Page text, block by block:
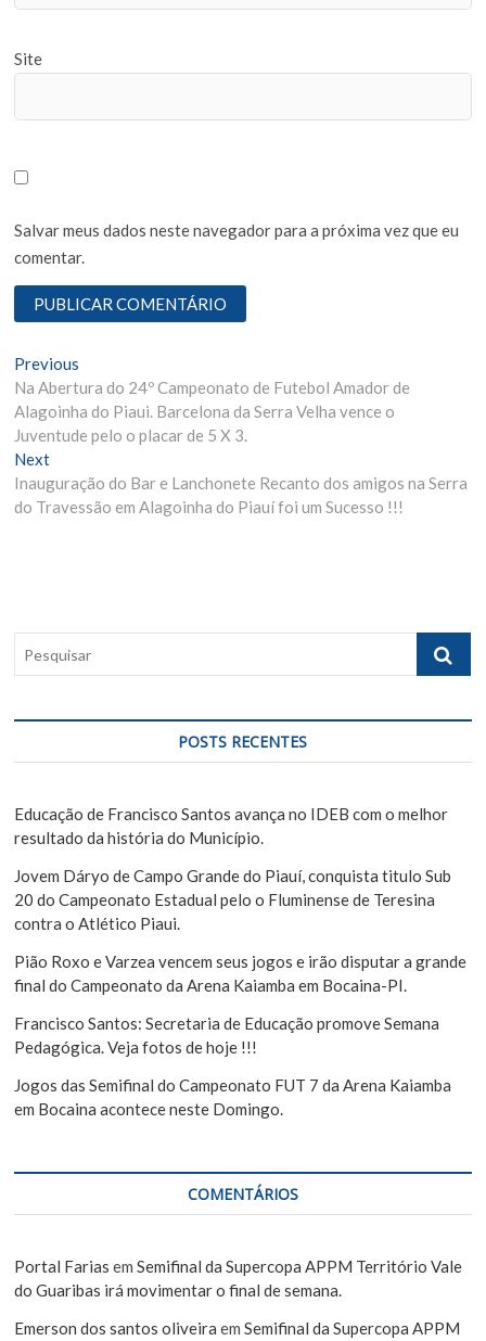
Site
Salvar meus dados neste navegador para a próxima vez que eu
comentar.
N
a
v
e
g
o
d
e
P
s
t
Previous
r
e
v
o
u
:
Na Abertura do 24º Campeonato de Futebol Amador de
Alagoinha do Piaui. Barcelona da Serra Velha vence o
Juventude pelo o placar de 5 X 3.
Next
e
x
:
Inauguração do Bar e Lanchonete Recanto dos amigos na Serra
do Travessão em Alagoinha do Piauí foi um Sucesso !!!
q
i
a
POSTS RECENTES
Educação de Francisco Santos avança no IDEB com o melhor
resultado da história do Município.
Jovem Dáryo de Campo Grande do Piauí, conquista titulo Sub
20 do Campeonato Estadual pelo o Fluminense de Teresina
contra o Atlético Piaui.
Pião Roxo e Varzea vencem seus jogos e irão disputar a grande
final do Campeonato da Arena Kaiamba em Bocaina-PI.
Francisco Santos: Secretaria de Educação promove Semana
Pedagógica. Veja fotos de hoje !!!
Jogos das Semifinal do Campeonato FUT 7 da Arena Kaiamba
em Bocaina acontece neste Domingo.
COMENTÁRIOS
Portal Farias emSemifinal da Supercopa APPM Território Vale
do Guaribas irá movimentar o final de semana.
Emerson dos santos oliveira emSemifinal da Supercopa APPM